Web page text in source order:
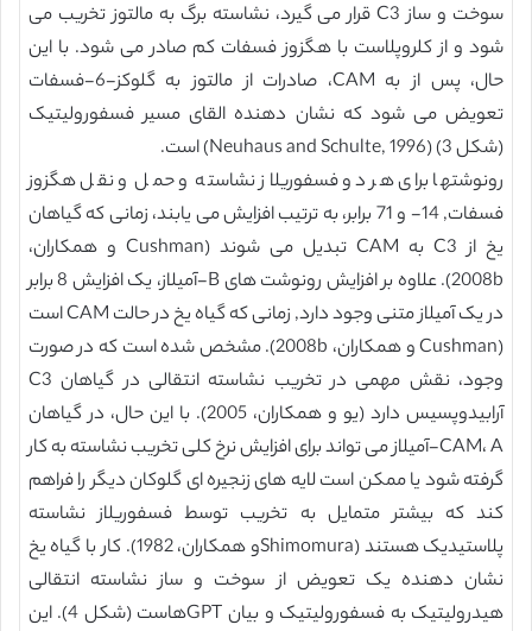
سوخت و ساز C3 قرار می گیرد، نشاسته برگ به مالتوز تخریب می
شود و از کلروپلاست با هگزوز فسفات کم صادر می شود. با این
حال، پس از به CAM، صادرات از مالتوز به گلوکز-6-فسفات
تعویض می شود که نشان دهنده القای مسیر فسفورولیتیک
(شکل 3) (Neuhaus and Schulte, 1996) است.
رونوشتها برای هر دو فسفوریلاز نشاسته و حمل و نقل هگزوز
فسفات, 14- و 71 برابر، به ترتیب افزایش می یابند، زمانی که گیاهان
یخ از C3 به CAM تبدیل می شوند (Cushman و همکاران،
2008b). علاوه بر افزایش رونوشت های B-آمیلاز، یک افزایش 8 برابر
در یک آمیلاز متنی وجود دارد, زمانی که گیاه یخ در حالت CAM است
(Cushman و همکاران، 2008b). مشخص شده است که در صورت
وجود، نقش مهمی در تخریب نشاسته انتقالی در گیاهان C3
آرابیدوپسیس دارد (یو و همکاران، 2005). با این حال، در گیاهان
CAM، A-آمیلاز می تواند برای افزایش نرخ کلی تخریب نشاسته به کار
گرفته شود یا ممکن است لایه های زنجیره ای گلوکان دیگر را فراهم
کند که بیشتر متمایل به تخریب توسط فسفوریلاز نشاسته
پلاستیدیک هستند (Shimomuraو همکاران، 1982). کار با گیاه یخ
نشان دهنده یک تعویض از سوخت و ساز نشاسته انتقالی
هیدرولیتیک به فسفورولیتیک و بیان GPTهاست (شکل 4). این